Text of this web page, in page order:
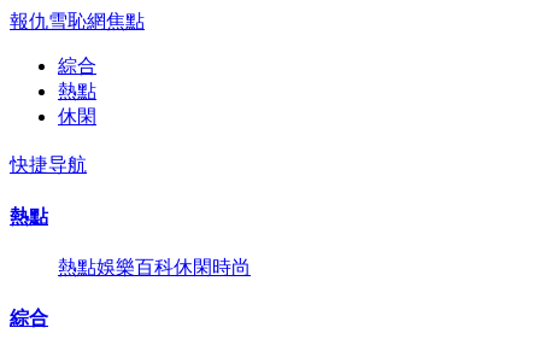
報仇雪恥網焦點
綜合
熱點
休閑
快捷导航
熱點
熱點娛樂百科休閑時尚
綜合